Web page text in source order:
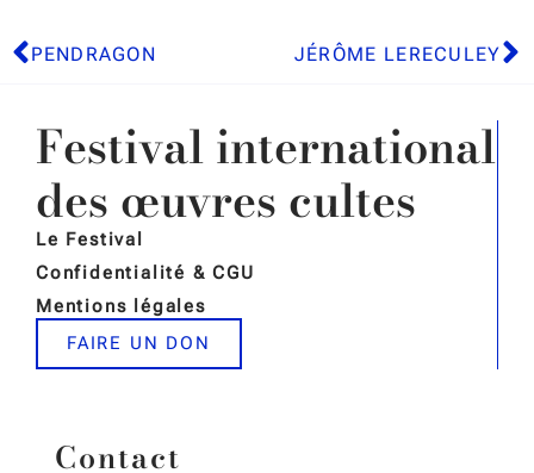
PENDRAGON JÉRÔME LERECULEY
Festival international
des œuvres cultes
Le Festival
Confidentialité & CGU
Mentions légales
FAIRE UN DON
Contact